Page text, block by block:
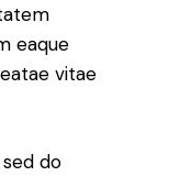
eaque
vitae
do